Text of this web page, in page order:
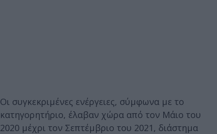
Οι συγκεκριμένες ενέργειες, σύμφωνα με το
κατηγορητήριο, έλαβαν χώρα από τον Μάιο του
2020 μέχρι τον Σεπτέμβριο του 2021, διάστημα